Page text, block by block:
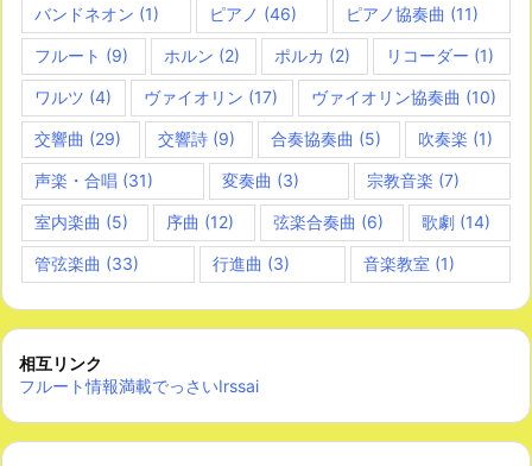
バンドネオン (1) ピアノ (46) ピアノ協奏曲 (11)
フルート (9) ホルン (2) ポルカ (2) リコーダー (1)
ワルツ (4) ヴァイオリン (17) ヴァイオリン協奏曲 (10)
交響曲 (29) 交響詩(9) 合奏協奏曲 (5) 吹奏楽 (1)
声楽・合唱 (31) 変奏曲 (3) 宗教音楽 (7)
室内楽曲 (5) 序曲 (12) 弦楽合奏曲 (6) 歌劇 (14)
管弦楽曲 (33) 行進曲 (3) 音楽教室 (1)
相互リンク
フルート情報満載でっさいIrssai